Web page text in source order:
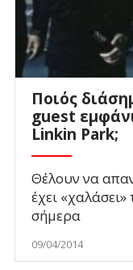
Ποιός
guest
Linkin Park;
Θέλουν να
έχει
σήμερα
09/04/2014